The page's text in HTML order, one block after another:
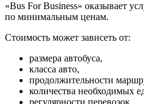
«Bus For Business» оказывает
по минимальным ценам.
Стоимость может зависеть от:
размера автобуса,
класса авто,
продолжительности
количества необходимых